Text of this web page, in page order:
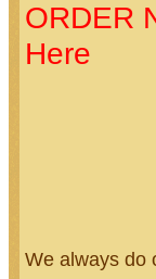
ORDER
Here
We always do